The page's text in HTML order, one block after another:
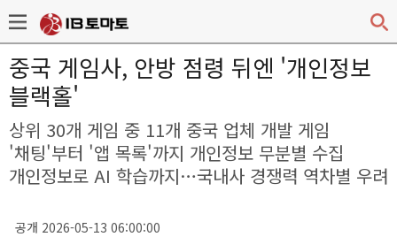
중국 게임사, 안방 점령 뒤엔 '개인정보
블랙홀'
상위 30개 게임 중 11개 중국 업체 개발 게임
'채팅'부터 '앱 목록'까지 개인정보 무분별 수집
개인정보로 AI 학습까지…국내사 경쟁력 역차별 우려
공개 2026-05-13 06:00:00